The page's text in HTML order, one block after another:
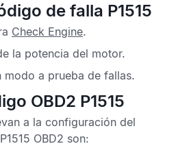
de falla P1515
Check Engine.
la potencia del motor.
modo a prueba de fallas.
OBD2 P1515
a la configuración del
OBD2 son: